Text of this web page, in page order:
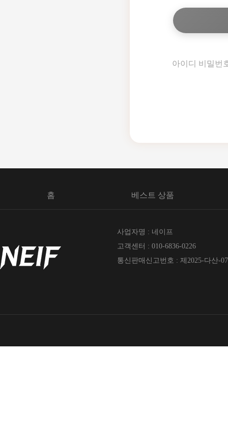
아이디 비밀번
홈 베스트 상품
사업자명 : 네이프
고객센터 : 010-6836-0226
통신판매신고번호 : 제2025-다산-